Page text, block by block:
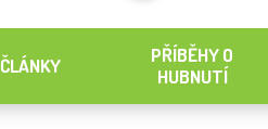
ČLÁNKY
PŘÍBĚHY O
HUBNUTÍ